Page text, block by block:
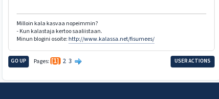
Milloin kala kasvaa nopeimmin?
- Kun kalastaja kertoo saaliistaan.
Minun blogini osoite: http://www.kalassa.net/fisumees/
GO UP Pages 1 2 3 USER ACTIONS